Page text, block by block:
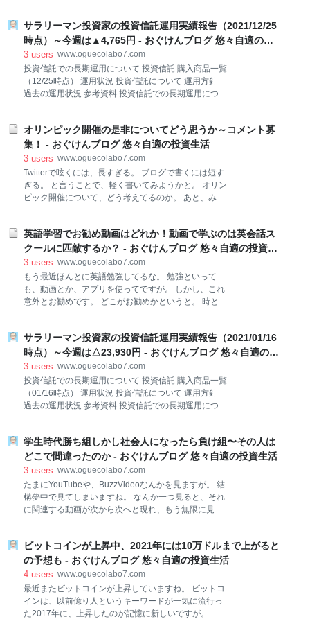
がバカであることに気づいていない」 これは、ズバリ
ですね。 それだけなら、バカの問題なんですが、実は
すごく周りに影響を及ぼすとのことです。
て、今は150円前後。 約15％も円が安くなっているん
です。 銀行に預けていた100万円。 世界に目を向けた
場合、7,692ドルが、6,666ドルに。 約1,000ドル程度
減っているということになります 日本円で約15万円で
す。（為替：150円として） このブログでも頻繁に書
いていますが、日本人は円を信じすぎていると。 資産
るリスクも。 前から言ってたんですがね。 貯金だけだ
とリスクですよって。 貯蓄から投資へ。 政府は前から
言って
サラリーマン投資家の投資信託運用実績報告（2021/12/25
時点）～今週は▲4,765円 - おぐけんブログ 悠々自適の投
資生活
3 users www.oguecolabo7.com
投資信託での長期運用について 投資信託 購入商品一覧
（12/25時点） 運用状況 投資信託について 運用方針
過去の運用状況 参考資料 投資信託での長期運用につい
銀の政策によるところが大きいです。 日銀は、インフ
レ目標２％としています。 インフレ。 すなわち、物の
価値を上げると言う事。 ある商品を作り売る場合。 今
まで100円だったものを105円で売れるようになる。
価値を上げると言うことで言えば、これは経済にとっ
て非常に良いことです。 一見物の値段が下がるデフレ
だけ生き残り、中小企業は苦しくなり、最悪倒産して
しまいます。 またそこで働いている社員は、自分が一
生懸命作ったもの、提供したサービス
オリンピック開催の是非についてどう思うか～コメント募
集！ - おぐけんブログ 悠々自適の投資生活
3 users www.oguecolabo7.com
Twitterで呟くには、長すぎる。 ブログで書くには短す
ぎる。 と言うことで、軽く書いてみようかと。 オリン
ピック開催について、どう考えてるのか。 あと、みな
なオリンピックに対する意見 オリンピックは簡単に中
止にできないと思う 足を引っ張るのはメディア 医師会
の無能さはもう明らか メディアの目的は政府批判のみ
リーダーを信じる力 個人的なオリンピックに対する意
見 開催すべきかどうかと言うと、正直あまり興味は無
いかな。 もうこんなだし、観戦する予定もないし。 オ
いと思ってる。 ただ、メディアの報道と、デモしてる
人達に対しては、かなり嫌な思いをしてる。 一部の声
だけ拾ったり、激しい抗議してる人達に
英語学習でお勧め動画はどれか！動画で学ぶのは英会話ス
クールに匹敵するか？ - おぐけんブログ 悠々自適の投資生
活
3 users www.oguecolabo7.com
もう最近ほんとに英語勉強してるな。 勉強といって
も、動画とか、アプリを使ってですが。 しかし、これ
意外とお勧めです。 どこがお勧めかというと。 時と場
でしたが、リーディングが苦手な分、ヒアリングをも
っとあげて、500点を目指します。 おーい！500点か
ーい！ まあまあ、大概な人はこんなもんですよ。 さ
ぁ、レッツゴー！ 今の勉強法について ラジオ英会話
YouTube お勧め動画 ケンドラ mochantv英会話
ICHIRO ENGLISH ネットでの英会話スクール 実際に
は、ラジオ英会話を聴いてます。 駅に着くまで、ずっ
と聴いてる感じですね。 時間は1レッスン15分です。
長くもなく、短く
サラリーマン投資家の投資信託運用実績報告（2021/01/16
時点）～今週は△23,930円 - おぐけんブログ 悠々自適の投
資生活
3 users www.oguecolabo7.com
投資信託での長期運用について 投資信託 購入商品一覧
（01/16時点） 運用状況 投資信託について 運用方針
過去の運用状況 参考資料 投資信託での長期運用につい
レ目標を設定し、デフレから脱却する必要がありま
す。 インフレ。 すなわち、物の価値を上げると言う
事。 ある商品を作り売る場合。 今まで100円だったも
のを105円で売れるようになる。 価値を上げると言う
ことで言えば、これは経済にとって非常に良いことで
す。 一見物の値段が下がるデフレの方が、良いように
企業は苦しくなり、最悪倒産してしまいます。 またそ
こで働いている社員は、自分が一生懸命作ったもの、
提供したサービスなどが安値で取引され、働き
学生時代勝ち組しかし社会人になったら負け組〜その人は
どこで間違ったのか - おぐけんブログ 悠々自適の投資生活
3 users www.oguecolabo7.com
たまにYouTubeや、BuzzVideoなんかを見ますが。 結
構夢中で見てしまいますね。 なんか一つ見ると、それ
に関連する動画が次から次へと現れ、もう無限に見て
最近見て印象に残ったのが、学生時代に、学生カース
トでトップに君臨していたイケメンでスポーツできる
奴が、社会人になり一気に負け組に落ちるというも
の。 よくあると言えば、よくあるパターンだが、それ
を本人目線で説明している。 社会人で多くの人に会っ
てみると 学生時代のカースト 学生時代に勘違いしやす
ビットコインが上昇中、2021年には10万ドルまで上がると
の予想も - おぐけんブログ 悠々自適の投資生活
4 users www.oguecolabo7.com
最近またビットコインが上昇していますね。 ビットコ
インは、以前億り人というキーワードが一気に流行っ
た2017年に、上昇したのが記憶に新しいですが。 当